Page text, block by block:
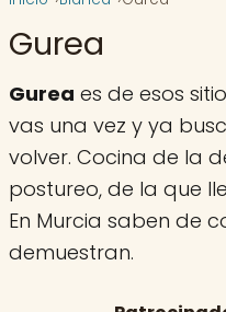
Gurea
Gurea es de esos
vas una vez y ya
volver. Cocina de la
postureo, de la que
En Murcia saben de
demuestran.